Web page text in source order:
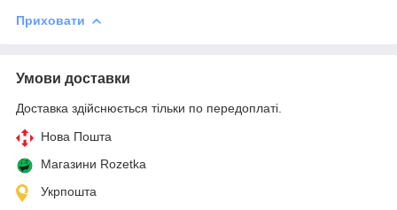
Приховати
Умови доставки
Доставка здійснюється тільки по передоплаті.
Нова Пошта
Магазини Rozetka
Укрпошта